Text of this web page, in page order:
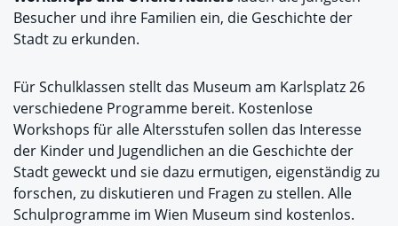
Besucher und ihre Familien ein, die Geschichte der
Stadt zu erkunden.
Für Schulklassen stellt das Museum am Karlsplatz 26
verschiedene Programme bereit. Kostenlose
Workshops für alle Altersstufen sollen das Interesse
der Kinder und Jugendlichen an die Geschichte der
Stadt geweckt und sie dazu ermutigen, eigenständig zu
forschen, zu diskutieren und Fragen zu stellen. Alle
Schulprogramme im Wien Museum sind kostenlos.